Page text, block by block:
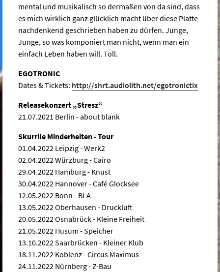
mental und musikalisch so dermaßen von da sind, dass
es mich wirklich ganz glücklich macht über diese Platte
nachdenkend geschrieben haben zu dürfen. Junge,
Junge, so was komponiert man nicht, wenn man ein
einfach Leben haben will. Toll.
EGOTRONIC
Dates & Tickets: http://shrt.audiolith.net/egotronictix
Releasekonzert „Stresz“
21.07.2021 Berlin - about blank
Skurrile Minderheiten - Tour
01.04.2022 Leipzig - Werk2
02.04.2022 Würzburg - Cairo
29.04.2022 Hamburg - Knust
30.04.2022 Hannover - Café Glocksee
12.05.2022 Bonn - BLA
13.05.2022 Oberhausen - Druckluft
20.05.2022 Osnabrück - Kleine Freiheit
21.05.2022 Husum - Speicher
13.10.2022 Saarbrücken - Kleiner Klub
18.11.2022 Koblenz - Circus Maximus
24.11.2022 Nürnberg - Z-Bau